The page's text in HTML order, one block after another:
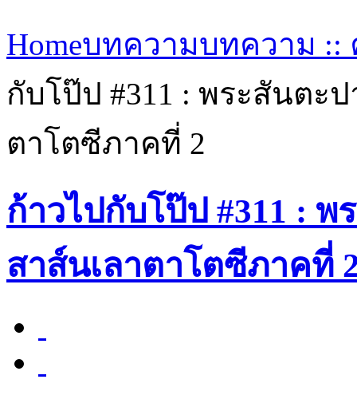
Homeบทความบทความ
กับโป๊ป #311 : พระสันตะ
ตาโตซีภาคที่ 2
ก้าวไปกับโป๊ป #311 :
สาส์นเลาตาโตซีภาคที่